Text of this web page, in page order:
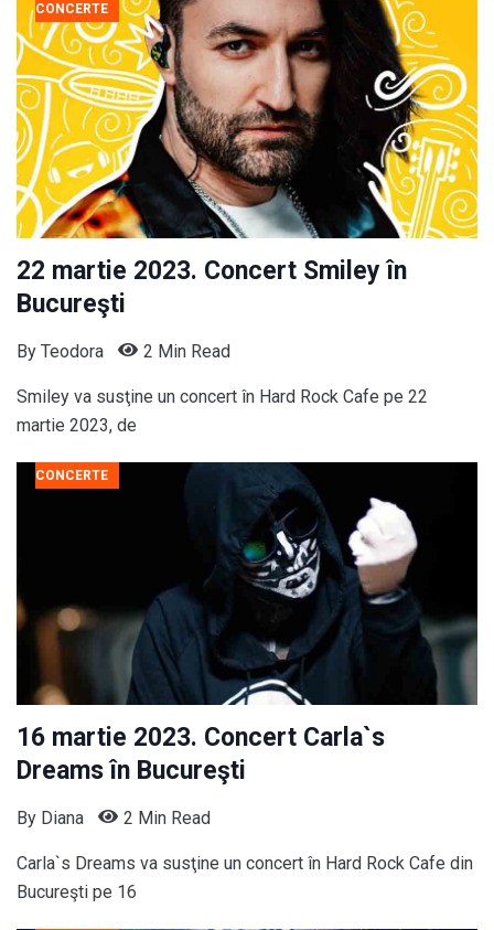
CONCERTE
22 martie 2023. Concert Smiley în
Bucureşti
By Teodora 2 Min Read
Smiley va susţine un concert în Hard Rock Cafe pe 22
martie 2023, de
CONCERTE
16 martie 2023. Concert Carla`s
Dreams în Bucureşti
By Diana 2 Min Read
Carla`s Dreams va susţine un concert în Hard Rock Cafe din
Bucureşti pe 16